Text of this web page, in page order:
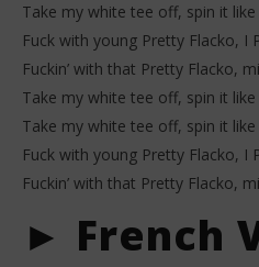
Take my white tee off, spin it
Fuck with young Pretty Flacko, I
Fuckin’ with that Pretty Flacko,
Take my white tee off, spin it
Take my white tee off, spin it
Fuck with young Pretty Flacko, I
Fuckin’ with that Pretty Flacko,
► French